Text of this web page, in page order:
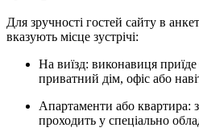
Для зручності гостей сайту в
вказують місце зустрічі:
На виїзд: виконавиця
приватний дім, офіс або
Апартаменти або квартира:
проходить у спеціально